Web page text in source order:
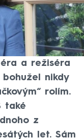
navždy
Brenda z
90210.
a režiséra
bohužel nikdy
rolím.
také
z
let. Sám